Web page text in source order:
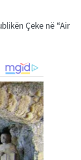
Çeke në “Air